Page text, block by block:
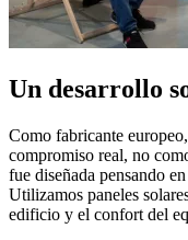
Un desarrollo
Como fabricante
compromiso real, no
fue diseñada pensando
Utilizamos paneles
edificio y el confort del